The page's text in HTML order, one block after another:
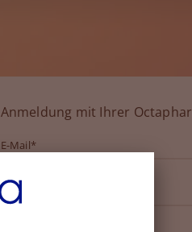
Anmeldung mit Ihrer
E-Mail*